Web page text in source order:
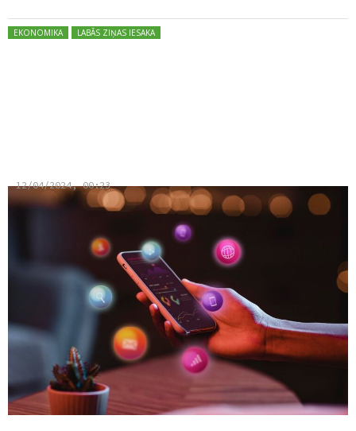
Posted in:
EKONOMIKA LABĀS ZIŅAS IESAKA
12/04/2024, 00:23